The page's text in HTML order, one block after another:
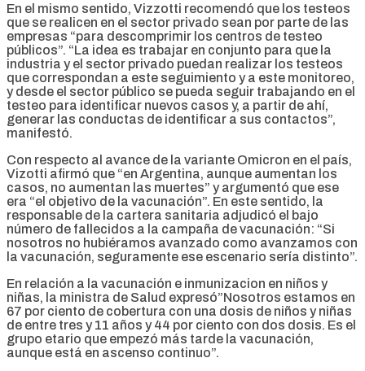
En el mismo sentido, Vizzotti recomendó que los testeos
que se realicen en el sector privado sean por parte de las
empresas “para descomprimir los centros de testeo
públicos”. “La idea es trabajar en conjunto para que la
industria y el sector privado puedan realizar los testeos
que correspondan a este seguimiento y a este monitoreo,
y desde el sector público se pueda seguir trabajando en el
testeo para identificar nuevos casos y, a partir de ahí,
generar las conductas de identificar a sus contactos”,
manifestó.
Con respecto al avance de la variante Omicron en el país,
Vizotti afirmó que “en Argentina, aunque aumentan los
casos, no aumentan las muertes” y argumentó que ese
era “el objetivo de la vacunación”. En este sentido, la
responsable de la cartera sanitaria adjudicó el bajo
número de fallecidos a la campaña de vacunación: “Si
nosotros no hubiéramos avanzado como avanzamos con
la vacunación, seguramente ese escenario sería distinto”.
En relación a la vacunación e inmunizacion en niños y
niñas, la ministra de Salud expresó”Nosotros estamos en
67 por ciento de cobertura con una dosis de niños y niñas
de entre tres y 11 años y 44 por ciento con dos dosis. Es el
grupo etario que empezó más tarde la vacunación,
aunque está en ascenso continuo”.